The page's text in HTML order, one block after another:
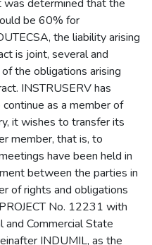
was determined that the
be 60% for
the liability arising
is joint, several and
the obligations arising
INSTRUSERV has
as a member of
it wishes to transfer its
member, that is, to
have been held in
between the parties in
of rights and obligations
No. 12231 with
and Commercial State
INDUMIL, as the